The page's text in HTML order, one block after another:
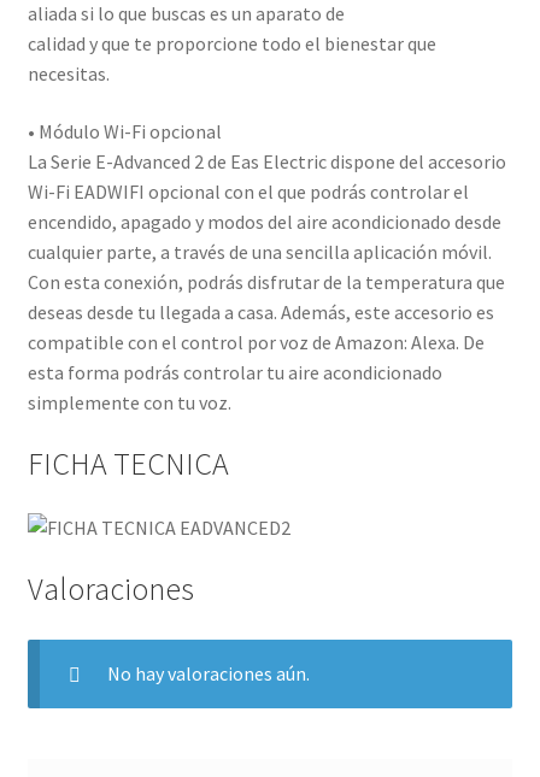
aliada si lo que buscas es un aparato de
calidad y que te proporcione todo el bienestar que
necesitas.
• Módulo Wi-Fi opcional
La Serie E-Advanced 2 de Eas Electric dispone del accesorio
Wi-Fi EADWIFI opcional con el que podrás controlar el
encendido, apagado y modos del aire acondicionado desde
cualquier parte, a través de una sencilla aplicación móvil.
Con esta conexión, podrás disfrutar de la temperatura que
deseas desde tu llegada a casa. Además, este accesorio es
compatible con el control por voz de Amazon: Alexa. De
esta forma podrás controlar tu aire acondicionado
simplemente con tu voz.
FICHA TECNICA
Valoraciones
No hay valoraciones aún.